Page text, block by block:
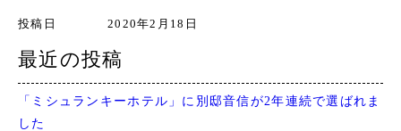
投稿日 2020年2月18日
最近の投稿
「ミシュランキーホテル」に別邸音信が2年連続で選ばれま
した